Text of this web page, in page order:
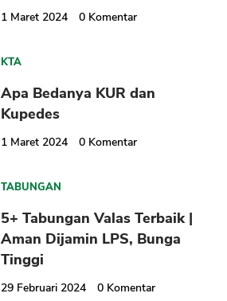
1 Maret 2024 0 Komentar
KTA
Apa Bedanya KUR dan
Kupedes
1 Maret 2024 0 Komentar
TABUNGAN
5+ Tabungan Valas Terbaik |
Aman Dijamin LPS, Bunga
Tinggi
29 Februari 2024 0 Komentar